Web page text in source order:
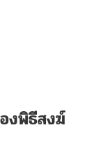
งพิธีสงฆ์